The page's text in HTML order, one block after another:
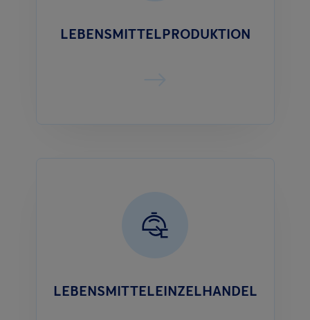
LEBENSMITTELPRODUKTION
LEBENSMITTELEINZELHANDEL